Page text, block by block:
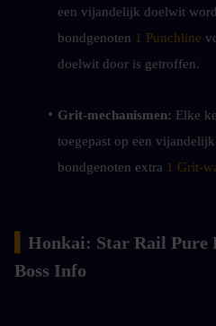
een vijandelijk doelwit
bondgenoten 1 Punchline
doelwit door is getroffen.
Grit-mechanismen: Elke
toegepast op een
bondgenoten extra 1 Grit-
Honkai: Star Rail Pure
Boss Info